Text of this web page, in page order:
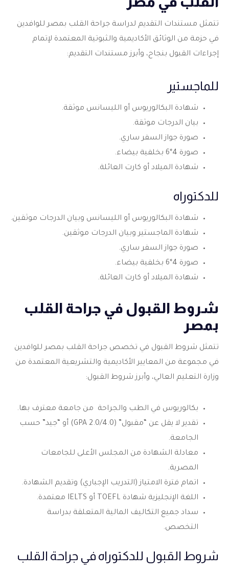
تتمثل مستندات التقديم لدراسة جراحة القلب بمصر للوافدين
في حزمة من الوثائق الأكاديمية والثبوتية المعتمدة لإتمام
إجراءات القبول بنجاح، وأبرز مستندات التقديم:
للماجستير
شهادة البكالوريوس أو الليسانس موثقة.
بيان الدرجات موثقة.
صورة جواز السفر ساري.
صورة 4*6 بخلفية بيضاء.
شهادة الميلاد أو كارت العائلة.
للدكتوراه
شهادة البكالوريوس أو الليسانس وبيان الدرجات موثقين.
شهادة الماجستير وبيان الدرجات موثقين.
صورة جواز السفر ساري.
صورة 4*6 بخلفية بيضاء.
شهادة الميلاد أو كارت العائلة.
شروط القبول في جراحة القلب
بمصر
تتمثل شروط القبول في تخصص جراحة القلب بمصر للوافدين
في مجموعة من المعايير الأكاديمية والتشريعية المعتمدة من
وزارة التعليم العالي، وأبرز شروط القبول:
بكالوريوس في الطب والجراحة من جامعة معترف بها.
تقدير لا يقل عن “مقبول” (GPA 2.0/4.0) أو “جيد” حسب
الجامعة.
معادلة الشهادة من المجلس الأعلى للجامعات
المصرية.
اتمام فترة الامتياز (التدريب الإجباري) وتقديم الشهادة.
اللغة الإنجليزية شهادة TOEFL أو IELTS معتمدة.
سداد جميع التكاليف المالية المتعلقة بدراسة
التخصص.
شروط القبول للدكتوراه في جراحة القلب